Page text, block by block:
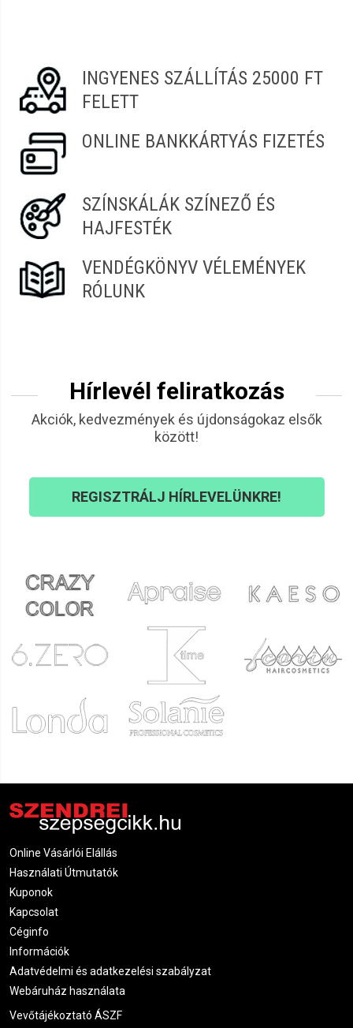
INGYENES SZÁLLÍTÁS 25000 FT
FELETT
ONLINE BANKKÁRTYÁS FIZETÉS
SZÍNSKÁLÁK SZÍNEZŐ ÉS
HAJFESTÉK
VENDÉGKÖNYV VÉLEMÉNYEK
RÓLUNK
Hírlevél feliratkozás
Akciók, kedvezmények és újdonságokaz elsők
között!
REGISZTRÁLJ HÍRLEVELÜNKRE!
Online Vásárlói Elállás
Használati Útmutatók
Kuponok
Kapcsolat
Céginfo
Információk
Adatvédelmi és adatkezelési szabályzat
Webáruház használata
Vevőtájékoztató ÁSZF